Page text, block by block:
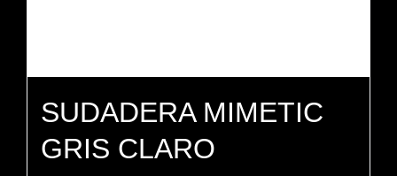
SUDADERA MIMETIC
GRIS CLARO